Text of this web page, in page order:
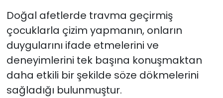
Doğal afetlerde travma geçirmiş
çocuklarla çizim yapmanın, onların
duygularını ifade etmelerini ve
deneyimlerini tek başına konuşmaktan
daha etkili bir şekilde söze dökmelerini
sağladığı bulunmuştur.